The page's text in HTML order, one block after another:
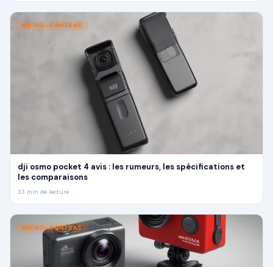
MICRO-CAMÉRAS
dji osmo pocket 4 avis : les rumeurs, les spécifications et
les comparaisons
33 min de lecture
MICRO-CAMÉRAS